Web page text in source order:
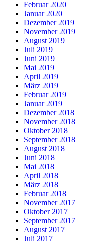
Februar 2020
Januar 2020
Dezember 2019
November 2019
August 2019
Juli 2019
Juni 2019
Mai 2019
April 2019
März 2019
Februar 2019
Januar 2019
Dezember 2018
November 2018
Oktober 2018
September 2018
August 2018
Juni 2018
Mai 2018
April 2018
März 2018
Februar 2018
November 2017
Oktober 2017
September 2017
August 2017
Juli 2017